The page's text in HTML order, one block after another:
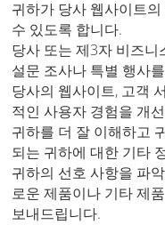
귀하가 당사 웹사이트
수 있도록 합니다.
당사 또는 제3자 비즈
설문 조사나 특별 행사
당사의 웹사이트, 고객
적인 사용자 경험을 개
귀하를 더 잘 이해하고
되는 귀하에 대한 기타
귀하의 선호 사항을 파
로운 제품이나 기타 제
보내드립니다.